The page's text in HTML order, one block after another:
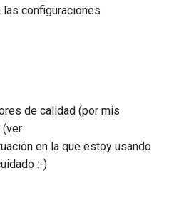
configuraciones
de calidad (por mis
(ver
en la que estoy usando
:-)